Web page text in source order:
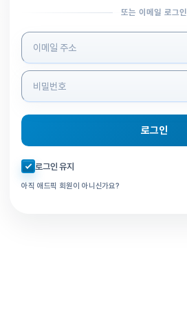
또는 이메일 로그인
로그인 정보 입력
로그인
자동로그인 체크
로그인 유지
아직 애드픽 회원이 아니신가요?